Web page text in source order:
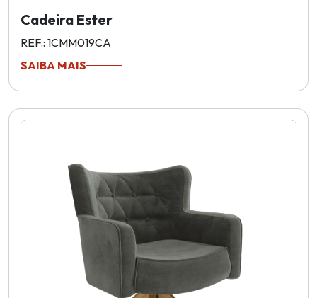
Cadeira Ester
REF.: 1CMM019CA
SAIBA MAIS